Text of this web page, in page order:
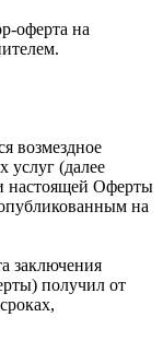
оферта на
возмездное
услуг (далее
настоящей Оферты
на
заключения
получил от